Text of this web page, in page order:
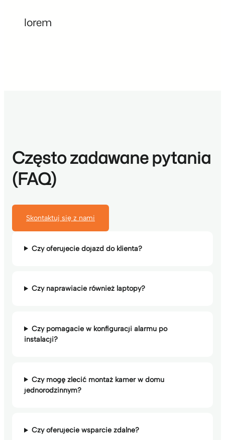
lorem
Często zadawane pytania
(FAQ)
Skontaktuj się z nami
Czy oferujecie dojazd do klienta?
Czy naprawiacie również laptopy?
Czy pomagacie w konfiguracji alarmu po
instalacji?
Czy mogę zlecić montaż kamer w domu
jednorodzinnym?
Czy oferujecie wsparcie zdalne?